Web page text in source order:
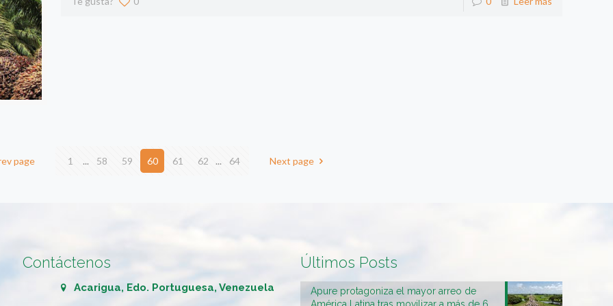
page 1 ... 58 59 60 61 62 ... 64 Next page
Contáctenos
Acarigua, Edo. Portuguesa, Venezuela
Últimos Posts
Apure protagoniza el mayor arreo de